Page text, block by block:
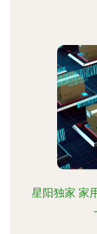
星阳独家 家